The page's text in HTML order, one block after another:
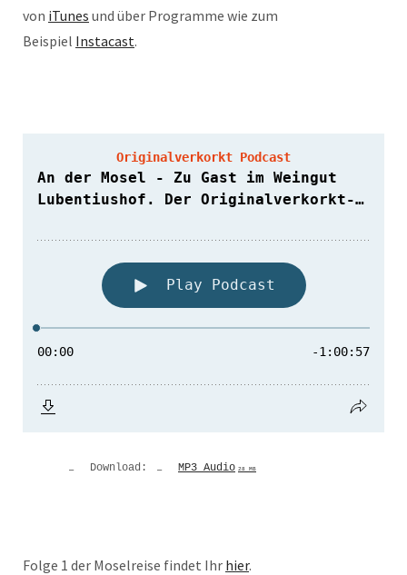
von iTunes und über Programme wie zum
Beispiel Instacast.
Download: MP3 Audio 28 MB
Folge 1 der Moselreise findet Ihr hier.